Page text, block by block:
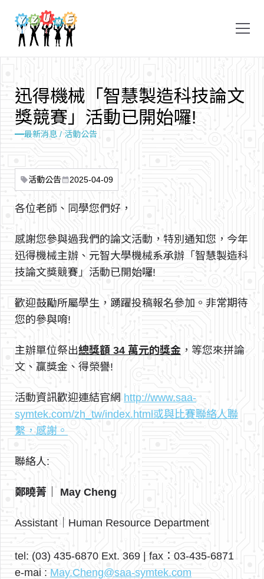
最新消息 / 活動公告
迅得機械 「 智慧製造科技論文
獎競賽 」 活動已開始囉!
sell活動公告calendar_month 2025-04-09
各位老師、同學您們好，
感謝您參與過我們的論文活動，特別通知您，今年
迅得機械主辦、元智大學機械系承辦「智慧製造科
技論文獎競賽」活動已開始囉!
歡迎鼓勵所屬學生，踴躍投稿報名參加。非常期待
您的參與唷!
主辦單位祭出總獎額 34 萬元的獎金 ，等您來拼論
文、贏獎金、得榮譽!
活動資訊歡迎連結官網 http://www.saa-
symtek.com/zh_tw/index.html或與比賽聯絡人聯
繫，感謝。
聯絡人:
鄭曉菁｜ May Cheng
Assistant｜Human Resource Department
tel: (03) 435-6870 Ext. 369 | fax：03-435-6871
e-mai : May.Cheng@saa-symtek.com